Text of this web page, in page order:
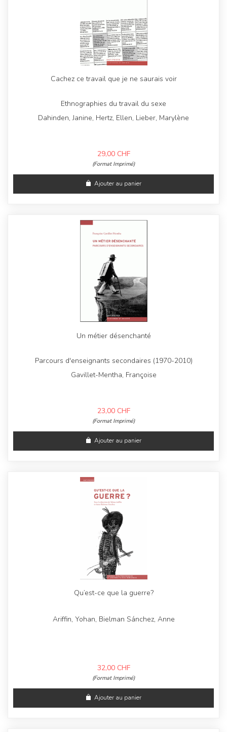
Cachez ce travail que je ne saurais voir
Ethnographies du travail du sexe
Dahinden, Janine, Hertz, Ellen, Lieber, Marylène
29,00 CHF
(Format Imprimé)
Ajouter au panier
Un métier désenchanté
Parcours d'enseignants secondaires (1970-2010)
Gavillet-Mentha, Françoise
23,00 CHF
(Format Imprimé)
Ajouter au panier
Qu’est-ce que la guerre?
Ariffin, Yohan, Bielman Sánchez, Anne
32,00 CHF
(Format Imprimé)
Ajouter au panier